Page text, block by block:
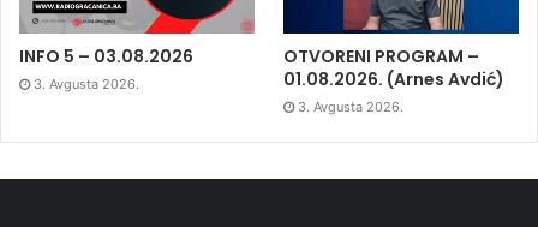
INFO 5 – 03.08.2026
3. Avgusta 2026.
OTVORENI PROGRAM –
01.08.2026. (Arnes Avdić)
3. Avgusta 2026.